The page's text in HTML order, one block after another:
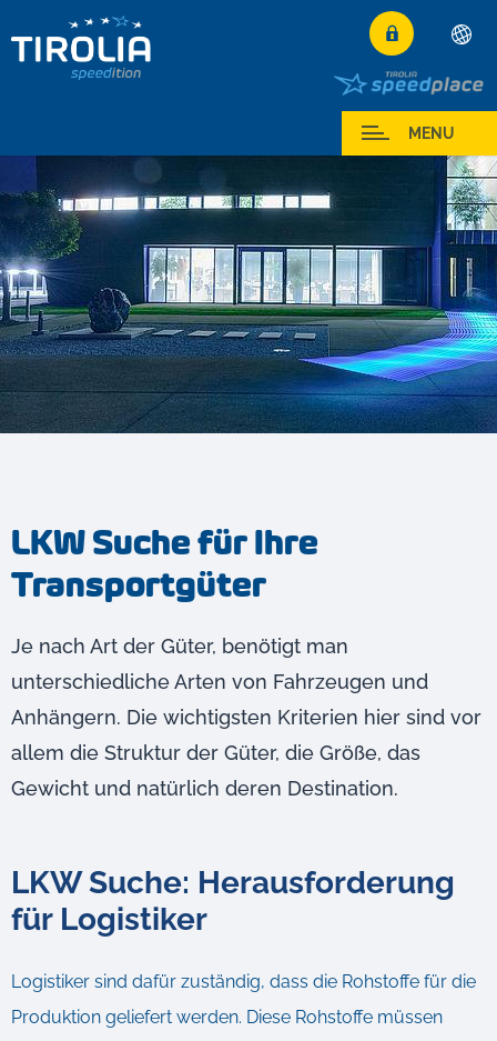
Deutsch
Română
MENU
LKW Suche für Ihre
Transportgüter
Je nach Art der Güter, benötigt man
unterschiedliche Arten von Fahrzeugen und
Anhängern. Die wichtigsten Kriterien hier sind vor
allem die Struktur der Güter, die Größe, das
Gewicht und natürlich deren Destination.
LKW Suche: Herausforderung
für Logistiker
Logistiker sind dafür zuständig, dass die Rohstoffe für die
Produktion geliefert werden. Diese Rohstoffe müssen